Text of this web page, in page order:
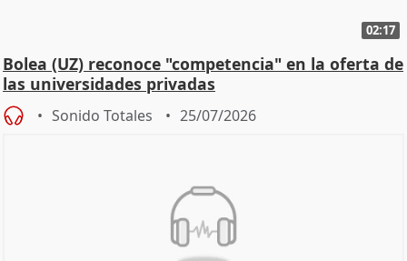
02:17
Bolea (UZ) reconoce "competencia" en la oferta de
las universidades privadas
Sonido Totales 25/07/2026